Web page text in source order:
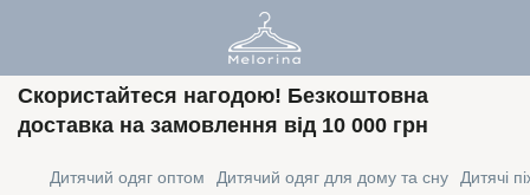
Скористайтеся нагодою! Безкоштовна
доставка на замовлення від 10 000 грн
Дитячий одяг оптом Дитячий одяг для дому та сну Дитячі